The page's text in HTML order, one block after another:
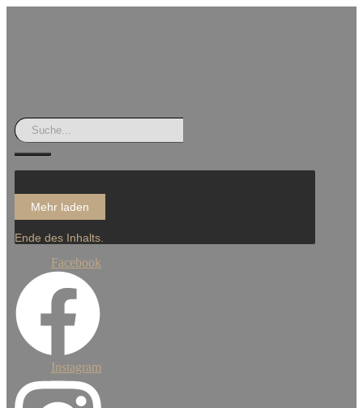
Mehr laden
Ende des Inhalts.
Facebook
Instagram